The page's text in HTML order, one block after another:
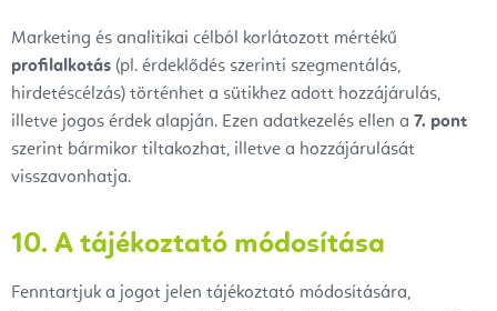
Marketing és analitikai célból korlátozott mértékű
profilalkotás (pl. érdeklődés szerinti szegmentálás,
hirdetéscélzás) történhet a sütikhez adott hozzájárulás,
illetve jogos érdek alapján. Ezen adatkezelés ellen a 7. pont
szerint bármikor tiltakozhat, illetve a hozzájárulását
visszavonhatja.
10. A tájékoztató módosítása
Fenntartjuk a jogot jelen tájékoztató módosítására,